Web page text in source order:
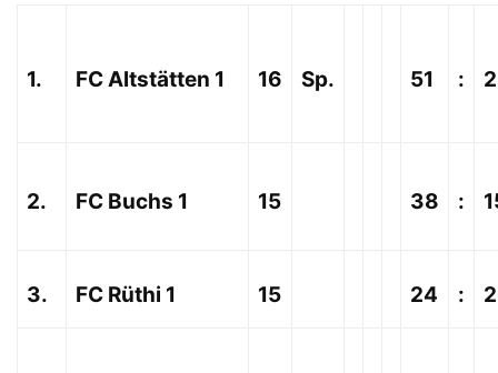
1. FC Altstätten 1 16 Sp. 51 :
2. FC Buchs 1 15 38 :
3. FC Rüthi 1 15 24 :